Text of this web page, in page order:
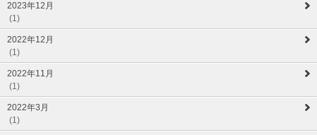
2023年12月
(1)
2022年12月
(1)
2022年11月
(1)
2022年3月
(1)